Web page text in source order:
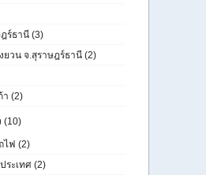
ร์ธานี (3)
ยวน จ.สุราษฎร์ธานี (2)
า (2)
(10)
ไฟ (2)
ระเทศ (2)